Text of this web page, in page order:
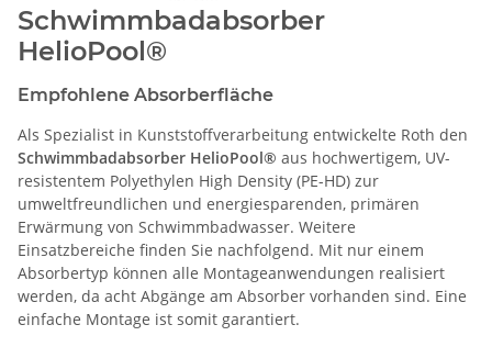
Schwimmbadabsorber
HelioPool®
Empfohlene Absorberfläche
Als Spezialist in Kunststoffverarbeitung entwickelte Roth den
Schwimmbadabsorber HelioPool® aus hochwertigem, UV-
resistentem Polyethylen High Density (PE-HD) zur
umweltfreundlichen und energiesparenden, primären
Erwärmung von Schwimmbadwasser. Weitere
Einsatzbereiche finden Sie nachfolgend. Mit nur einem
Absorbertyp können alle Montageanwendungen realisiert
werden, da acht Abgänge am Absorber vorhanden sind. Eine
einfache Montage ist somit garantiert.